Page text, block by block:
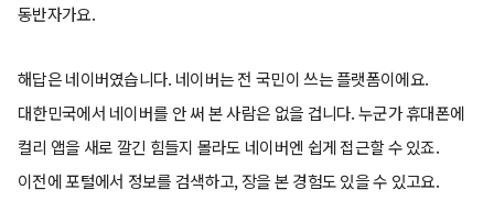
동반자가요.
해답은 네이버였습니다. 네이버는 전 국민이 쓰는 플랫폼이에요.
대한민국에서 네이버를 안 써 본 사람은 없을 겁니다. 누군가 휴대폰에
컬리 앱을 새로 깔긴 힘들지 몰라도 네이버엔 쉽게 접근할 수 있죠.
이전에 포털에서 정보를 검색하고, 장을 본 경험도 있을 수 있고요.